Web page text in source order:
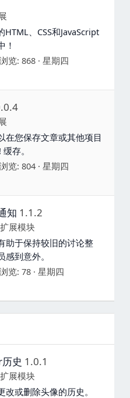
、CSS和JavaScript
！
浏览 868
星期四
在您保存文章或其他项目
存。
浏览 804
星期四
知 1.1.2
展模块
助于保持较旧的讨论整
到意外。
浏览 78
星期四
史 1.0.1
展模块
改或删除头像的历史。